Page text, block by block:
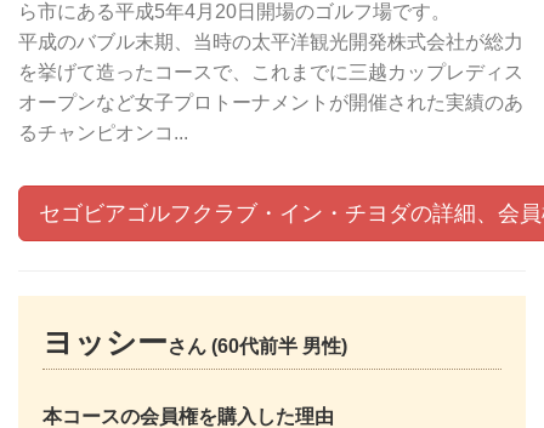
ら市にある平成5年4月20日開場のゴルフ場です。
平成のバブル末期、当時の太平洋観光開発株式会社が総力
を挙げて造ったコースで、これまでに三越カップレディス
オープンなど女子プロトーナメントが開催された実績のあ
るチャンピオンコ...
セゴビアゴルフクラブ・イン・チヨダの詳細、会
ヨッシーさん (60代前半 男性)
本コースの会員権を購入した理由